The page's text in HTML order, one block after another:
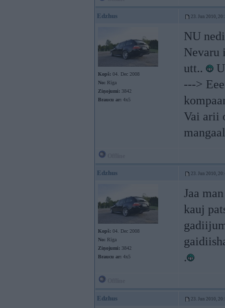
Edzhus 23. Jun 2010,
Kopš: 04. Dec 2008
No: Rīga
Ziņojumi: 3842
Braucu ar: 4x5
NU
Nevaru
utt..
--->
Vai arii
Edzhus 23. Jun 2010,
Kopš: 04. Dec 2008
No: Rīga
Ziņojumi: 3842
Braucu ar: 4x5
Jaa
kauj
.
Edzhus 23. Jun 2010,